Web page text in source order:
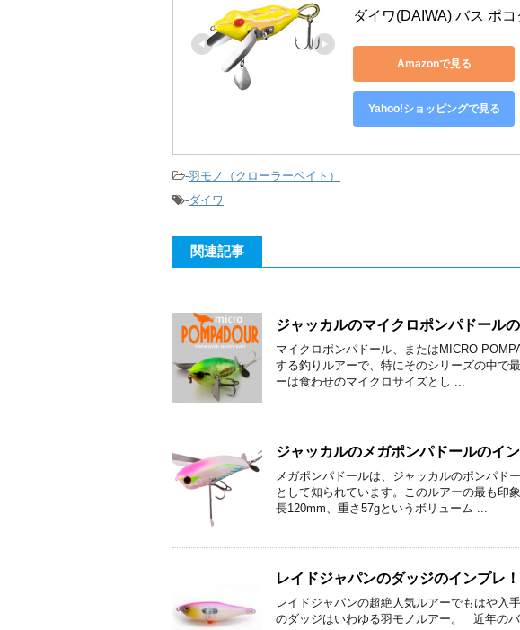
ダイワ(DAIWA) バス ポ
Amazonで見る
Yahoo!ショッピングで見る
-羽モノ（クローラーベイト）
-ダイワ
関連記事
ジャッカルのマイクロポンパドール
マイクロポンパドール、またはMICRO
する釣りルアーで、特にそのシリーズの中で
ーは食わせのマイクロサイズとし ...
ジャッカルのメガポンパドールのイ
メガポンパドールは、ジャッカルのポンパド
として知られています。このルアーの最も印
長120mm、重さ57gというボリューム ...
レイドジャパンのダッジのインプレ
レイドジャパンの超絶人気ルアーでもはや入
のダッジはいわゆる羽モノルアー。 近年の